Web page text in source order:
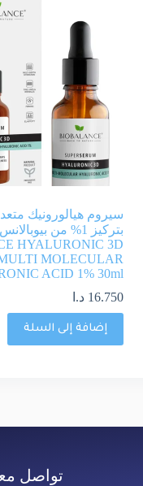
سيروم هيالورونيك
HYALURONIC 3D
MOLECULAR
ACID 1% 30ml
16.750 د.ا
إضافة إلى السلة
تواصل